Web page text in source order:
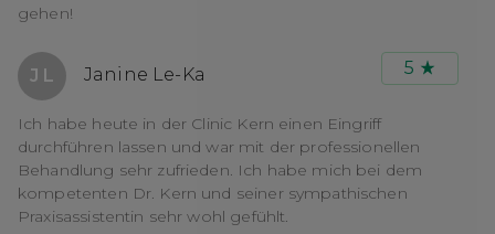
gehen!
J L Janine Le-Ka 5
Ich habe heute in der Clinic Kern einen Eingriff
durchführen lassen und war mit der professionellen
Behandlung sehr zufrieden. Ich habe mich bei dem
kompetenten Dr. Kern und seiner sympathischen
Praxisassistentin sehr wohl gefühlt.